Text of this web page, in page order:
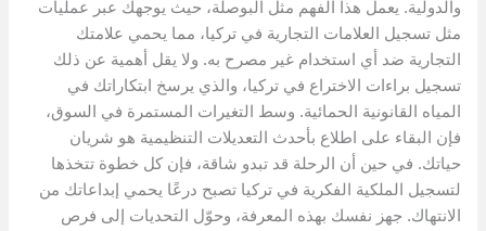
والدولية. يعمل هذا الفهم مثل البوصلة، حيث يوجهك عبر عمليات
مثل تسجيل العلامات التجارية في تركيا، مما يحمي علامتك
التجارية ضد أي استخدام غير مصرح به. ولا يقل أهمية عن ذلك
تسجيل براءات الاختراع في تركيا، والذي يرسخ ابتكاراتك في
المياه القانونية الحمائية. وسط التغيرات المستمرة في السوق،
فإن البقاء على اطلاع بأحدث التعديلات التنظيمية هو شريان
حياتك. في حين أن الرحلة قد تبدو شاقة، فإن كل خطوة تتخذها
لتسجيل الملكية الفكرية في تركيا تصبح درعًا يحمي إبداعاتك من
الانتهاك. جهز نفسك بهذه المعرفة، وحوّل التحديات إلى فرص